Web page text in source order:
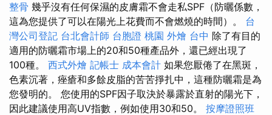
整骨 幾乎沒有任何保濕的皮膚霜不會走私SPF（防曬係數，
這為您提供了可以在陽光上花費而不會燃燒的時間）。 台
灣公司登記 台北會計師 台胞證 桃園 外燴 台中 除了有目的
適用的防曬霜市場上的20和50種產品外，還已經出現了
100種。 西式外燴 記帳士 成本會計 如果您厭倦了在黑斑，
色素沉著，痤瘡和多餘皮脂的苦苦掙扎中，這種防曬霜是為
您發明的。 您使用的SPF因子取決於暴露於直射的陽光下，
因此建議使用高UV指數，例如使用30和50。 按摩證照班